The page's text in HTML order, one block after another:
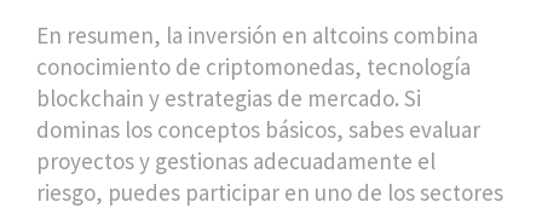
En resumen, la inversión en altcoins combina
conocimiento de criptomonedas, tecnología
blockchain y estrategias de mercado. Si
dominas los conceptos básicos, sabes evaluar
proyectos y gestionas adecuadamente el
riesgo, puedes participar en uno de los sectores